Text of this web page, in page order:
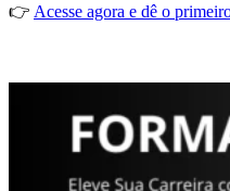
👉 Acesse agora e dê o